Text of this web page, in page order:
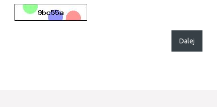
Dalej